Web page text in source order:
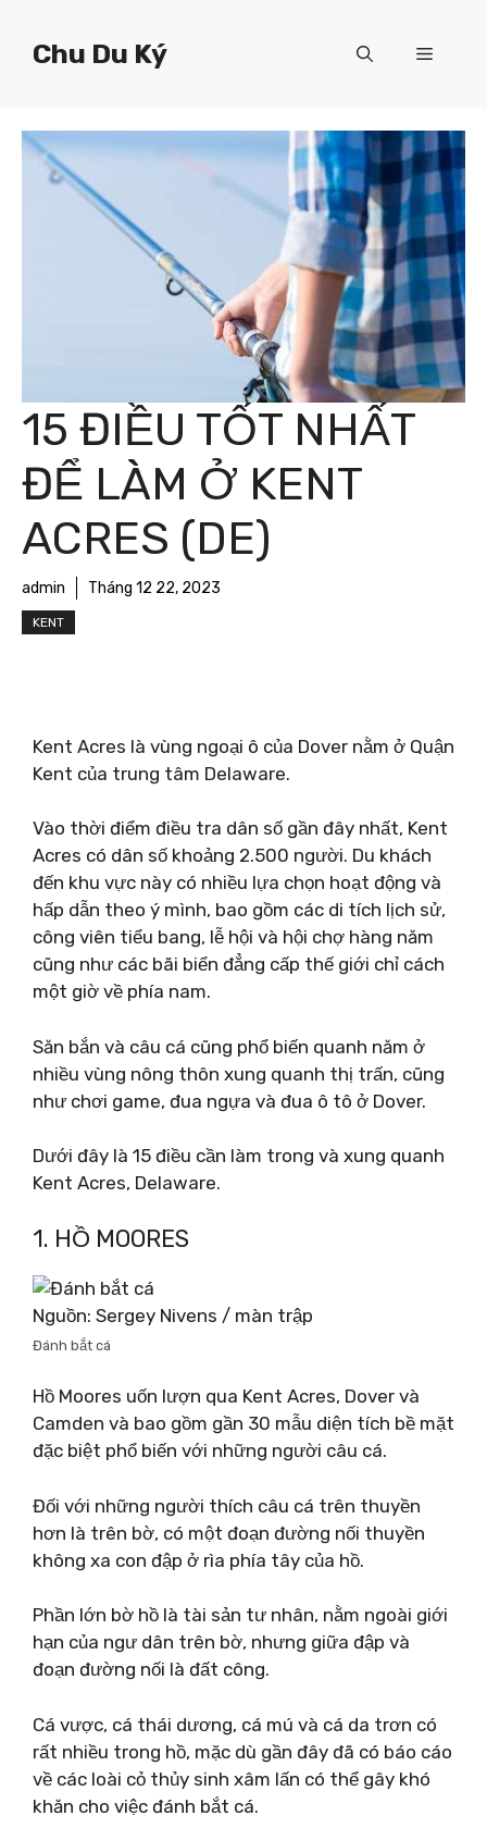
Chu Du Ký Menu
15 ĐIỀU TỐT NHẤT
ĐỂ LÀM Ở KENT
ACRES (DE)
admin Tháng 12 22, 2023
KENT
Kent Acres là vùng ngoại ô của Dover nằm ở Quận
Kent của trung tâm Delaware.
Vào thời điểm điều tra dân số gần đây nhất, Kent
Acres có dân số khoảng 2.500 người. Du khách
đến khu vực này có nhiều lựa chọn hoạt động và
hấp dẫn theo ý mình, bao gồm các di tích lịch sử,
công viên tiểu bang, lễ hội và hội chợ hàng năm
cũng như các bãi biển đẳng cấp thế giới chỉ cách
một giờ về phía nam.
Săn bắn và câu cá cũng phổ biến quanh năm ở
nhiều vùng nông thôn xung quanh thị trấn, cũng
như chơi game, đua ngựa và đua ô tô ở Dover.
Dưới đây là 15 điều cần làm trong và xung quanh
Kent Acres, Delaware.
1. HỒ MOORES
Nguồn: Sergey Nivens / màn trập
Đánh bắt cá
Hồ Moores uốn lượn qua Kent Acres, Dover và
Camden và bao gồm gần 30 mẫu diện tích bề mặt
đặc biệt phổ biến với những người câu cá.
Đối với những người thích câu cá trên thuyền
hơn là trên bờ, có một đoạn đường nối thuyền
không xa con đập ở rìa phía tây của hồ.
Phần lớn bờ hồ là tài sản tư nhân, nằm ngoài giới
hạn của ngư dân trên bờ, nhưng giữa đập và
đoạn đường nối là đất công.
Cá vược, cá thái dương, cá mú và cá da trơn có
rất nhiều trong hồ, mặc dù gần đây đã có báo cáo
về các loài cỏ thủy sinh xâm lấn có thể gây khó
khăn cho việc đánh bắt cá.